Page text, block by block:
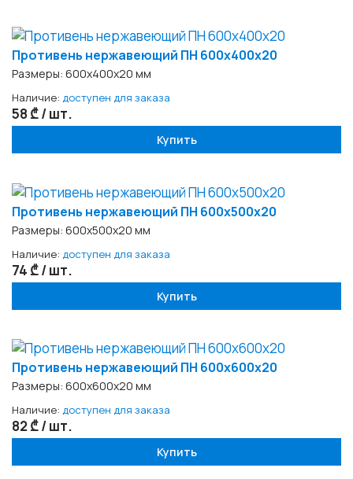
Противень нержавеющий ПН 600х400x20
Размеры: 600х400x20 мм
Наличие: доступен для заказа
58 ₾ / шт.
Купить
Противень нержавеющий ПН 600х500x20
Размеры: 600х500x20 мм
Наличие: доступен для заказа
74 ₾ / шт.
Купить
Противень нержавеющий ПН 600х600x20
Размеры: 600х600x20 мм
Наличие: доступен для заказа
82 ₾ / шт.
Купить